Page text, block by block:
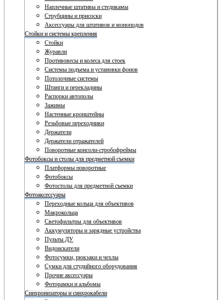
Наплечные штативы и стедикамы
Струбцины и присоски
Аксессуары для штативов и моноподов
Стойки и системы крепления
Стойки
Журавли
Противовесы и колеса для стоек
Системы подъема и установки фонов
Потолочные системы
Штанги и перекладины
Распорки автополы
Зажимы
Настенные кронштейны
Резьбовые переходники
Держатели
Держатели отражателей
Поворотные консоли-стробофреймы
Фотобоксы и столы для предметной съемки
Платформы поворотные
Фотобоксы
Фотостолы для предметной съемки
Фотоаксессуары
Переходные кольца для объективов
Макрокольца
Светофильтры для объективов
Аккумуляторы и зарядные устройства
Пульты ДУ
Видоискатели
Фотосумки, рюкзаки и чехлы
Сумки для студийного оборудования
Прочие аксессуары
Фоторамки и альбомы
Синхронизаторы и синхрокабели